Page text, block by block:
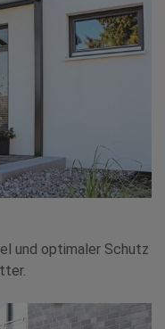
und optimaler Schutz